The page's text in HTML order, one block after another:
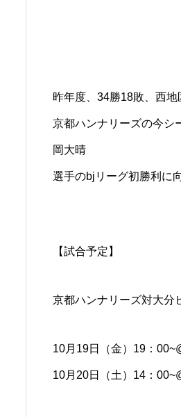
昨年度、34勝18敗、西
京都ハンナリーズの今シ
岡大晴
選手のbjリーグ初勝利に
【試合予定】
京都ハンナリーズ対大分
10月19日（金）19：
10月20日（土）14：